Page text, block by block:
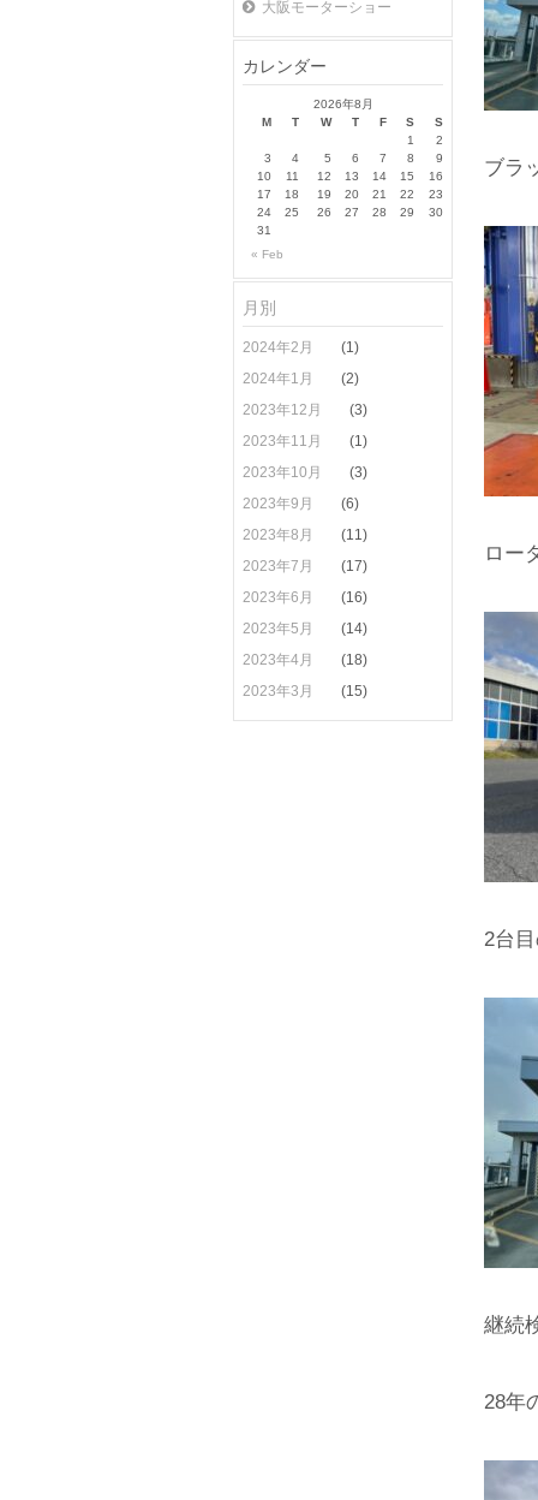
ブラ
ロー
2台
継続
28年
大阪モーターショー
カレンダー
2026年8月
M
T W T F S S
« Feb
1
2
3
4 5 6 7 8
9
10
11 12 13 14 15
16
17
18 19 20 21 22
23
24
25 26 27 28 29
30
31
月別
2024年2月
(1)
2024年1月
(2)
2023年12月
(3)
2023年11月
(1)
2023年10月
(3)
2023年9月
(6)
2023年8月
(11)
2023年7月
(17)
2023年6月
(16)
2023年5月
(14)
2023年4月
(18)
2023年3月
(15)